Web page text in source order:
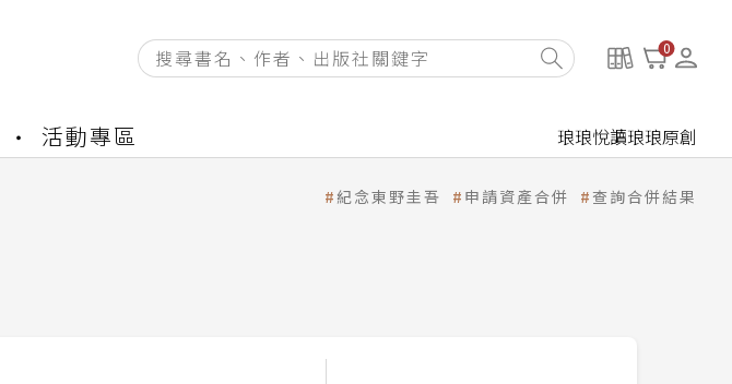
0
活動專區 琅琅悅讀琅琅原創
紀念東野圭吾 申請資產合併 查詢合併結果